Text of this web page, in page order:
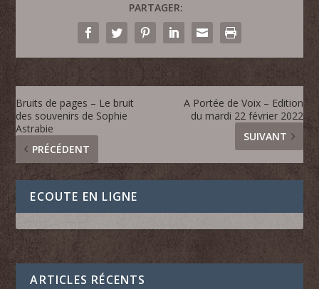
PARTAGER:
Bruits de pages – Le bruit
des souvenirs de Sophie
Astrabie
PRÉCÉDENT
A Portée de Voix – Edition
du mardi 22 février 2022
SUIVANT
ECOUTE EN LIGNE
ARTICLES RÉCENTS